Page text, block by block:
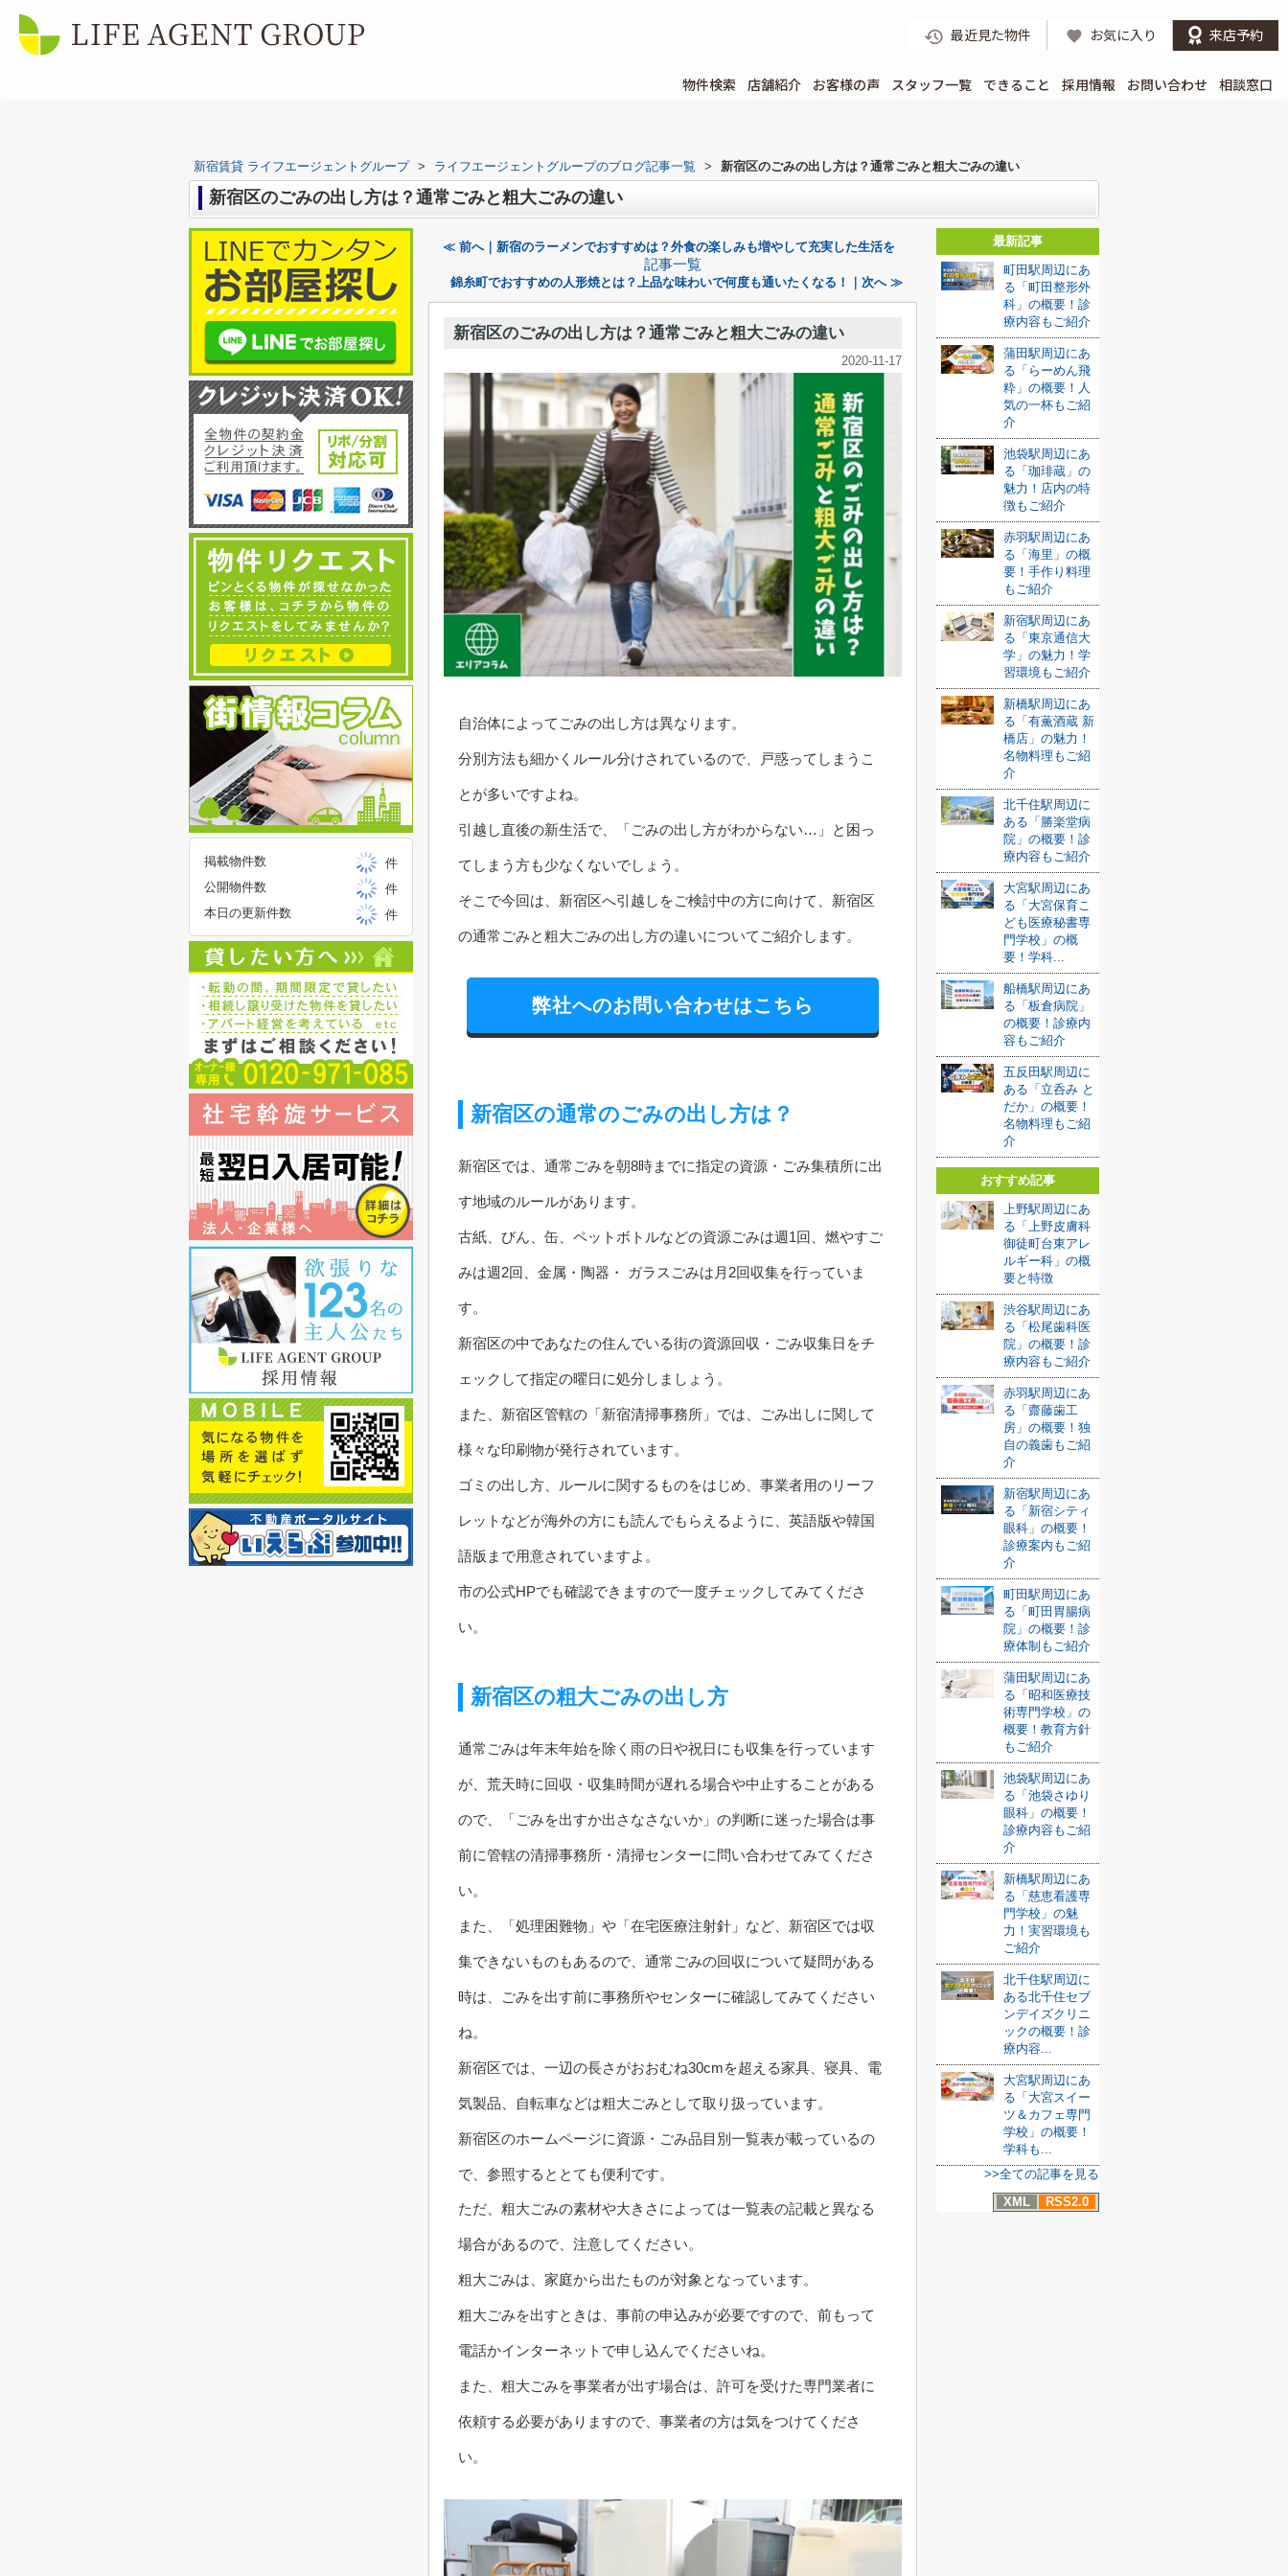
最近見た物件 お気に入り 来店予約
物件検索 店舗紹介 お客様の声 スタッフ一覧 できること 採用情報 お問い合わせ 相談窓口
新宿賃貸 ライフエージェントグループ > ライフエージェントグループのブログ記事一覧 > 新宿区のごみの出し方は？通常ごみと粗大ごみの違い
新宿区のごみの出し方は？通常ごみと粗大ごみの違い
≪ 前へ｜新宿のラーメンでおすすめは？外食の楽しみも増やして充実した生活を
記事一覧
錦糸町でおすすめの人形焼とは？上品な味わいで何度も通いたくなる！｜次へ ≫
新宿区のごみの出し方は？通常ごみと粗大ごみの違い
2020-11-17
自治体によってごみの出し方は異なります。
分別方法も細かくルール分けされているので、戸惑ってしまうこ
とが多いですよね。
引越し直後の新生活で、「ごみの出し方がわからない…」と困っ
てしまう方も少なくないでしょう。
そこで今回は、新宿区へ引越しをご検討中の方に向けて、新宿区
の通常ごみと粗大ごみの出し方の違いについてご紹介します。
弊社へのお問い合わせはこちら
新宿区の通常のごみの出し方は？
新宿区では、通常ごみを朝8時までに指定の資源・ごみ集積所に出
す地域のルールがあります。
古紙、びん、缶、ペットボトルなどの資源ごみは週1回、燃やすご
みは週2回、金属・陶器・ ガラスごみは月2回収集を行っていま
す。
新宿区の中であなたの住んでいる街の資源回収・ごみ収集日をチ
ェックして指定の曜日に処分しましょう。
また、新宿区管轄の「新宿清掃事務所」では、ごみ出しに関して
様々な印刷物が発行されています。
ゴミの出し方、ルールに関するものをはじめ、事業者用のリーフ
レットなどが海外の方にも読んでもらえるように、英語版や韓国
語版まで用意されていますよ。
市の公式HPでも確認できますので一度チェックしてみてくださ
い。
新宿区の粗大ごみの出し方
通常ごみは年末年始を除く雨の日や祝日にも収集を行っています
が、荒天時に回収・収集時間が遅れる場合や中止することがある
ので、「ごみを出すか出さなさないか」の判断に迷った場合は事
前に管轄の清掃事務所・清掃センターに問い合わせてみてくださ
い。
また、「処理困難物」や「在宅医療注射針」など、新宿区では収
集できないものもあるので、通常ごみの回収について疑問がある
時は、ごみを出す前に事務所やセンターに確認してみてください
ね。
新宿区では、一辺の長さがおおむね30cmを超える家具、寝具、電
気製品、自転車などは粗大ごみとして取り扱っています。
新宿区のホームページに資源・ごみ品目別一覧表が載っているの
で、参照するととても便利です。
ただ、粗大ごみの素材や大きさによっては一覧表の記載と異なる
場合があるので、注意してください。
粗大ごみは、家庭から出たものが対象となっています。
粗大ごみを出すときは、事前の申込みが必要ですので、前もって
電話かインターネットで申し込んでくださいね。
また、粗大ごみを事業者が出す場合は、許可を受けた専門業者に
依頼する必要がありますので、事業者の方は気をつけてくださ
い。
最新記事
町田駅周辺にあ
る「町田整形外
科」の概要！診
療内容もご紹介
蒲田駅周辺にあ
る「らーめん飛
粋」の概要！人
気の一杯もご紹
介
池袋駅周辺にあ
る「珈琲蔵」の
魅力！店内の特
徴もご紹介
赤羽駅周辺にあ
る「海里」の概
要！手作り料理
もご紹介
新宿駅周辺にあ
る「東京通信大
学」の魅力！学
習環境もご紹介
新橋駅周辺にあ
る「有薫酒蔵 新
橋店」の魅力！
名物料理もご紹
介
北千住駅周辺に
ある「勝楽堂病
院」の概要！診
療内容もご紹介
大宮駅周辺にあ
る「大宮保育こ
ども医療秘書専
門学校」の概
要！学科...
船橋駅周辺にあ
る「板倉病院」
の概要！診療内
容もご紹介
五反田駅周辺に
ある「立呑み と
だか」の概要！
名物料理もご紹
介
おすすめ記事
上野駅周辺にあ
る「上野皮膚科
御徒町台東アレ
ルギー科」の概
要と特徴
渋谷駅周辺にあ
る「松尾歯科医
院」の概要！診
療内容もご紹介
赤羽駅周辺にあ
る「齋藤歯工
房」の概要！独
自の義歯もご紹
介
新宿駅周辺にあ
る「新宿シティ
眼科」の概要！
診療案内もご紹
介
町田駅周辺にあ
る「町田胃腸病
院」の概要！診
療体制もご紹介
蒲田駅周辺にあ
る「昭和医療技
術専門学校」の
概要！教育方針
もご紹介
池袋駅周辺にあ
る「池袋さゆり
眼科」の概要！
診療内容もご紹
介
新橋駅周辺にあ
る「慈恵看護専
門学校」の魅
力！実習環境も
ご紹介
北千住駅周辺に
ある北千住セブ
ンデイズクリニ
ックの概要！診
療内容...
大宮駅周辺にあ
る「大宮スイー
ツ＆カフェ専門
学校」の概要！
学科も...
>>全ての記事を見る
XML
RSS2.0
掲載物件数
件
公開物件数
件
本日の更新件数
件